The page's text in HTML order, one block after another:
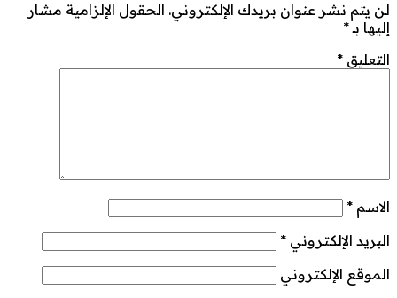
لن يتم نشر عنوان بريدك الإلكتروني. الحقول الإلزامية مشار
إليها بـ*
التعليق *
الاسم *
البريد الإلكتروني *
الموقع الإلكتروني